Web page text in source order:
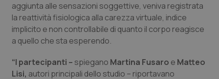
Puglia
Sardegna
Sicilia
Malattie rare
Malattia di Crohn & Rettocolite Ulcerosa
Neuroscienze & patologie neurodegenerative
aggiunta alle sensazioni soggettive, veniva registrata
la reattività fisiologica alla carezza virtuale, indice
implicito e non controllabile di quanto il corpo reagisce
a quello che sta esperendo.
“I partecipanti – spiegano Martina Fusaro e Matteo
Lisi, autori principali dello studio – riportavano